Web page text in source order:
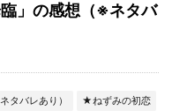
」の感想（※ネタバ
タバレあり） ★ねずみの初恋